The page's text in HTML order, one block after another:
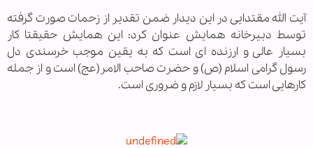
آیت الله مقتدایی در این دیدار ضمن تقدیر از زحمات صورت گرفته
توسط دبیرخانه همایش عنوان کرد: این همایش حقیقتا کار
بسیار عالی و ارزنده ای است که به یقین موجب خرسندی دل
رسول گرامی اسلام (ص) و حضرت صاحب الامر(عج) است و از جمله
کارهایی است که بسیار لازم و ضروری است.